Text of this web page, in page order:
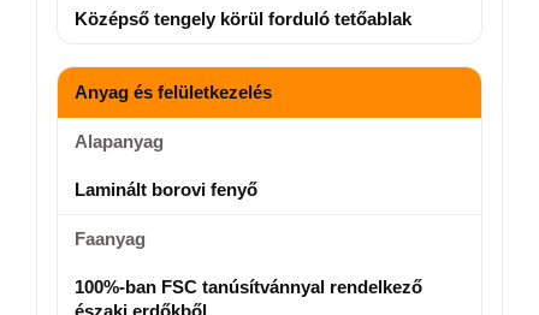
Középső tengely körül forduló tetőablak
Anyag és felületkezelés
Alapanyag
Laminált borovi fenyő
Faanyag
100%-ban FSC tanúsítvánnyal rendelkező
északi erdőkből